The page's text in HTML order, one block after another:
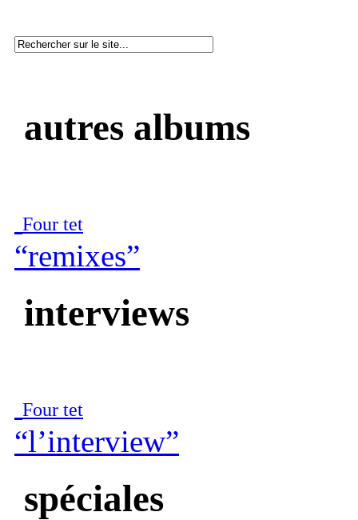
autres albums
Four tet
“remixes”
interviews
Four tet
“l’interview”
spéciales